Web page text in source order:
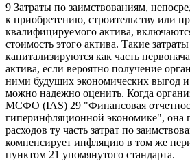
9 Затраты по заимствованиям,
к приобретению, строительству или
квалифицируемого актива,
стоимость этого актива. Такие
капитализируются как часть
актива, если вероятно получение
ними будущих экономических выгод и
можно надежно оценить. Когда
МСФО (IAS) 29 "Финансовая
гиперинфляционной экономике", она
расходов ту часть затрат по
компенсирует инфляцию в том же
пунктом 21 упомянутого стандарта.